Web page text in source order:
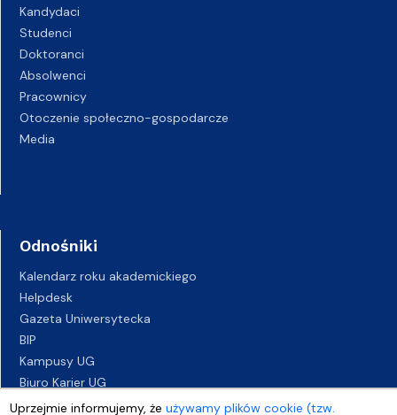
Uprzejmie informujemy, żeużywamy plików cookie (tzw.
Kandydaci
Studenci
Doktoranci
Absolwenci
Pracownicy
Otoczenie społeczno-gospodarcze
Media
Odnośniki
Kalendarz roku akademickiego
Helpdesk
Gazeta Uniwersytecka
BIP
Kampusy UG
Biuro Karier UG
Oferty pracy